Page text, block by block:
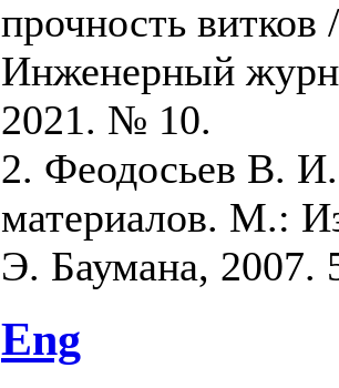
прочность
Инженерный
2021. № 10.
2. Феодосьев В.
материалов. М.:
Э. Баумана, 2007.
Eng